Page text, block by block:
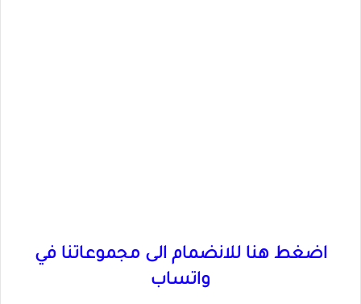
اضغط هنا للانضمام الى مجموعاتنا في
واتساب